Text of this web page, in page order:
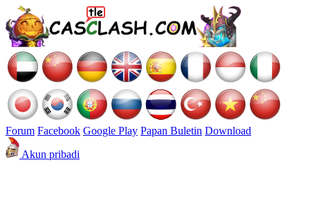
Forum Facebook Google Play Papan Buletin Download
Akun pribadi